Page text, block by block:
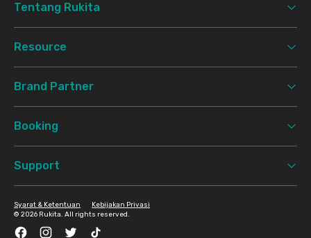
Tentang Rukita
Resource
Brand Partner
Booking
Support
© 2026 Rukita. All rights reserved.
Syarat & Ketentuan Kebijakan Privasi
FacebookInstagramTwitter TikTok